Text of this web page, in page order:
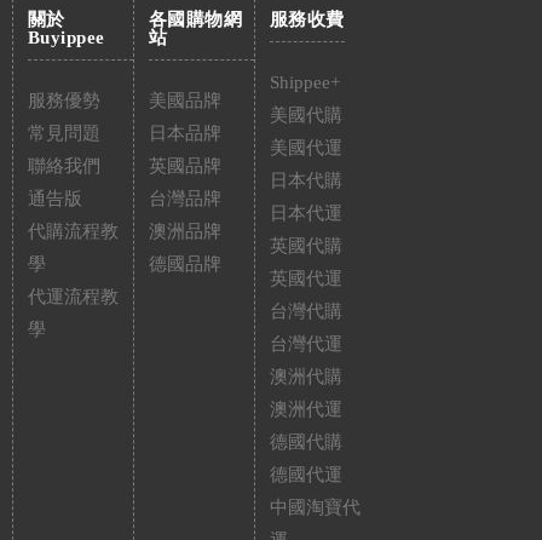
關於
Buyippee
服務優勢
常見問題
聯絡我們
通告版
代購流程教
學
代運流程教
學
各國購物網
站
美國品牌
日本品牌
英國品牌
台灣品牌
澳洲品牌
德國品牌
服務收費
Shippee+
美國代購
美國代運
日本代購
日本代運
英國代購
英國代運
台灣代購
台灣代運
澳洲代購
澳洲代運
德國代購
德國代運
中國淘寶代